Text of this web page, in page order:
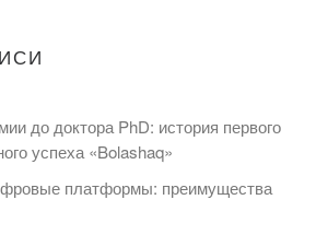
до доктора PhD: история первого
успеха «Bolashaq»
платформы: преимущества